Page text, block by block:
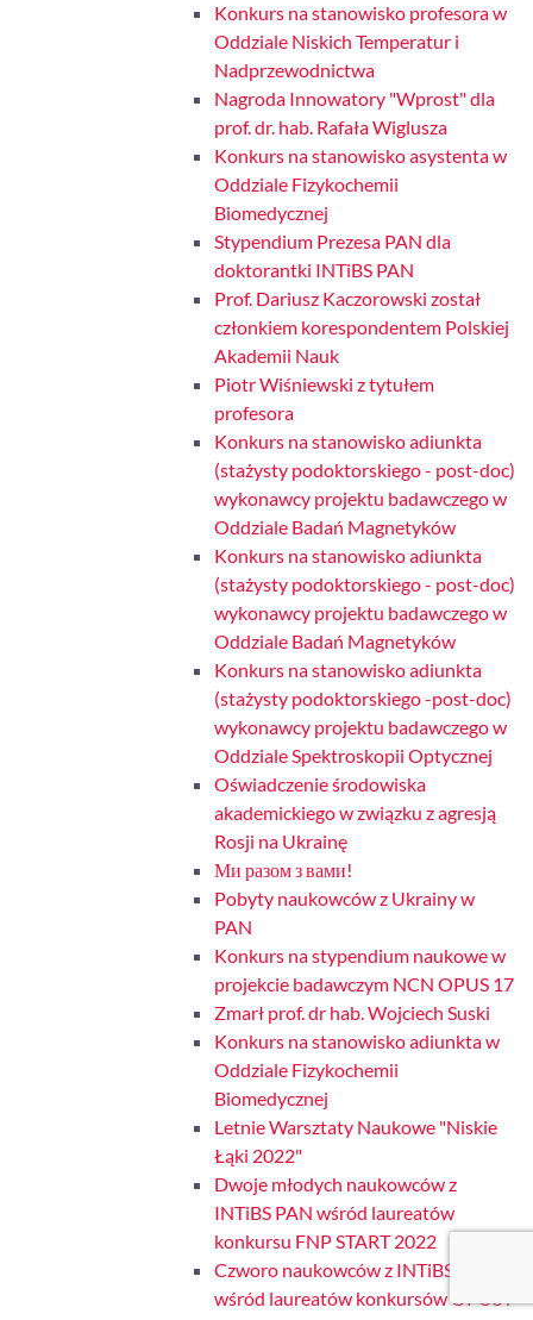
Konkurs na stanowisko profesora w
Oddziale Niskich Temperatur i
Nadprzewodnictwa
Nagroda Innowatory "Wprost" dla
prof. dr. hab. Rafała Wiglusza
Konkurs na stanowisko asystenta w
Oddziale Fizykochemii
Biomedycznej
Stypendium Prezesa PAN dla
doktorantki INTiBS PAN
Prof. Dariusz Kaczorowski został
członkiem korespondentem Polskiej
Akademii Nauk
Piotr Wiśniewski z tytułem
profesora
Konkurs na stanowisko adiunkta
(stażysty podoktorskiego - post-doc)
wykonawcy projektu badawczego w
Oddziale Badań Magnetyków
Konkurs na stanowisko adiunkta
(stażysty podoktorskiego - post-doc)
wykonawcy projektu badawczego w
Oddziale Badań Magnetyków
Konkurs na stanowisko adiunkta
(stażysty podoktorskiego -post-doc)
wykonawcy projektu badawczego w
Oddziale Spektroskopii Optycznej
Oświadczenie środowiska
akademickiego w związku z agresją
Rosji na Ukrainę
Ми разом з вами!
Pobyty naukowców z Ukrainy w
PAN
Konkurs na stypendium naukowe w
projekcie badawczym NCN OPUS 17
Zmarł prof. dr hab. Wojciech Suski
Konkurs na stanowisko adiunkta w
Oddziale Fizykochemii
Biomedycznej
Letnie Warsztaty Naukowe "Niskie
Łąki 2022"
Dwoje młodych naukowców z
INTiBS PAN wśród laureatów
konkursu FNP START 2022
Czworo naukowców z INTiBS PAN
wśród laureatów konkursów OPUS i